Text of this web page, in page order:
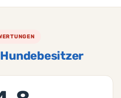
Hundebesitzer